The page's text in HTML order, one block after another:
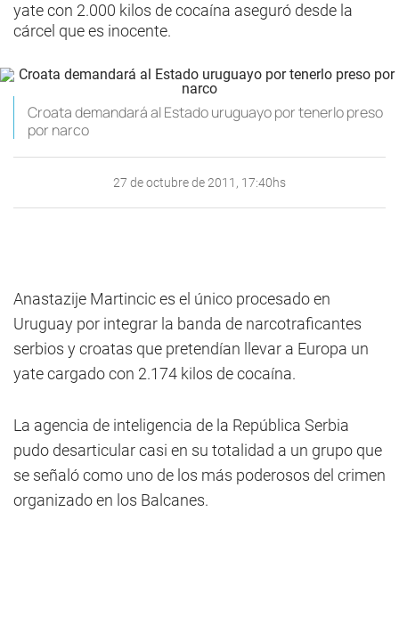
yate con 2.000 kilos de cocaína aseguró desde la
cárcel que es inocente.
Croata demandará al Estado uruguayo por tenerlo preso
por narco
27 de octubre de 2011, 17:40hs
Anastazije Martincic es el único procesado en
Uruguay por integrar la banda de narcotraficantes
serbios y croatas que pretendían llevar a Europa un
yate cargado con 2.174 kilos de cocaína.
La agencia de inteligencia de la República Serbia
pudo desarticular casi en su totalidad a un grupo que
se señaló como uno de los más poderosos del crimen
organizado en los Balcanes.